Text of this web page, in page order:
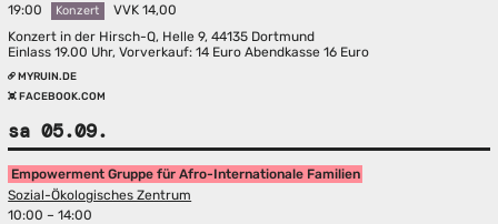
19:00
Konzert
VVK 14,00
Konzert in der Hirsch-Q, Helle 9, 44135 Dortmund
Einlass 19.00 Uhr, Vorverkauf: 14 Euro Abendkasse 16 Euro
MYRUIN.DE
FACEBOOK.COM
sa 05.09.
Empowerment Gruppe für Afro-Internationale Familien
Sozial-Ökologisches Zentrum
10:00 – 14:00